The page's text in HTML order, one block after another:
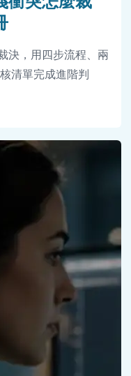
決，用四步流程、兩
清單完成進階判